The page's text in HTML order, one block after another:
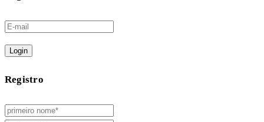
Login
Registro